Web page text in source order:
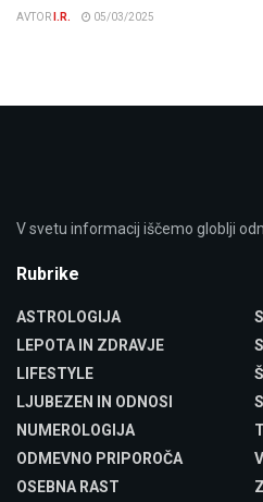
AVTOR I.R. 05/03/2025
V svetu informacij iščemo globlji
Rubrike
ASTROLOGIJA
LEPOTA IN ZDRAVJE
LIFESTYLE
LJUBEZEN IN ODNOSI
NUMEROLOGIJA
ODMEVNO PRIPOROČA
OSEBNA RAST